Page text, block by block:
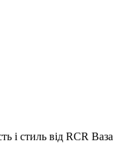
і стиль від RCR Ваза